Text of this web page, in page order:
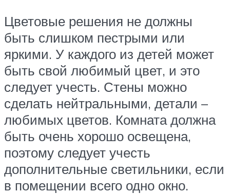
Цветовые решения не должны
быть слишком пестрыми или
яркими. У каждого из детей может
быть свой любимый цвет, и это
следует учесть. Стены можно
сделать нейтральными, детали –
любимых цветов. Комната должна
быть очень хорошо освещена,
поэтому следует учесть
дополнительные светильники, если
в помещении всего одно окно.